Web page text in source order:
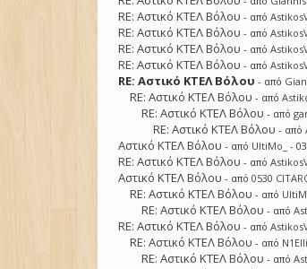
RE: Αστικό ΚΤΕΛ Βόλου - από
RE: Αστικό ΚΤΕΛ Βόλου - από
RE: Αστικό ΚΤΕΛ Βόλου - από
RE: Αστικό ΚΤΕΛ Βόλου - από
RE: Αστικό ΚΤΕΛ Βόλου - από
RE: Αστικό ΚΤΕΛ Βόλου - από
RE: Αστικό ΚΤΕΛ Βόλου - από
RE: Αστικό ΚΤΕΛ Βόλου - από
Αστικό ΚΤΕΛ Βόλου - από UltiMo_ -
RE: Αστικό ΚΤΕΛ Βόλου - από
Αστικό ΚΤΕΛ Βόλου - από0530
RE: Αστικό ΚΤΕΛ Βόλου - από
RE: Αστικό ΚΤΕΛ Βόλου - από
RE: Αστικό ΚΤΕΛ Βόλου - από
RE: Αστικό ΚΤΕΛ Βόλου - από
RE: Αστικό ΚΤΕΛ Βόλου - από